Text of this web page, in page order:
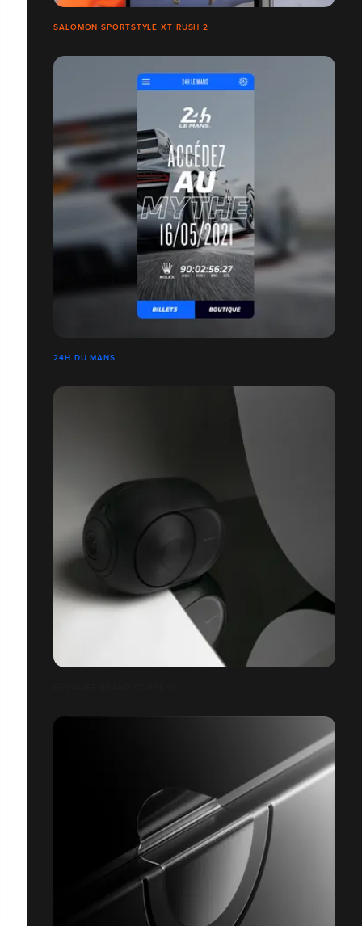
SALOMON SPORTSTYLE XT RUSH 2
24H DU MANS